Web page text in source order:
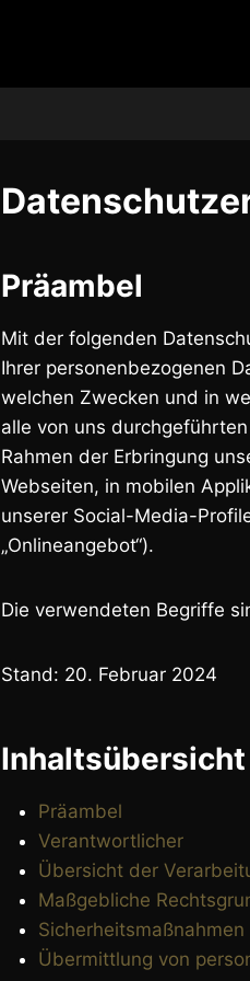
Präambel
Mit der folgenden
Ihrer personenbezogenen
welchen Zwecken und in
alle von uns
Rahmen der Erbringung
Webseiten, in mobilen
unserer Social-Media-
„Onlineangebot“).
Die verwendeten Begriffe
Stand: 20. Februar 2024
Inhaltsübersicht
Präambel
Verantwortlicher
Übersicht der
Maßgebliche
Sicherheitsmaßnahmen
Übermittlung von